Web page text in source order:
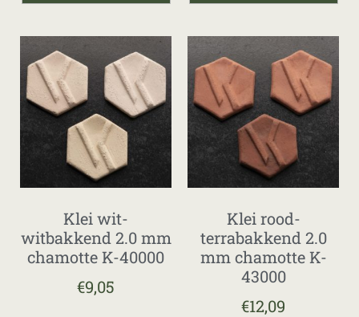
Klei wit-
witbakkend 2.0 mm
chamotte K-40000
€9,05
Klei rood-
terrabakkend 2.0
mm chamotte K-
43000
€12,09